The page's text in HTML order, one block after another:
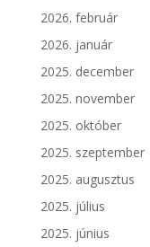
2026. február
2026. január
2025. december
2025. november
2025. október
2025. szeptember
2025. augusztus
2025. július
2025. június